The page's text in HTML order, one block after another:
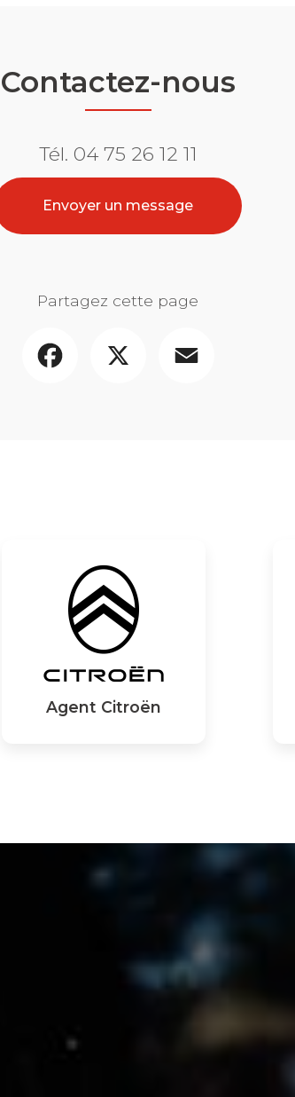
Contactez-nous
Tél. 04 75 26 12 11
Envoyer un message
Partagez cette page
Agent Citroën